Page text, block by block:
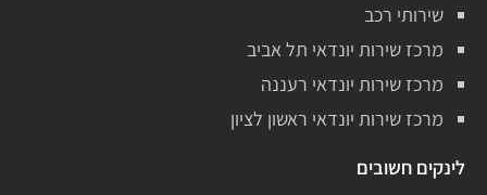
שירותי רכב
מרכז שירות יונדאי תל אביב
מרכז שירות יונדאי רעננה
מרכז שירות יונדאי ראשון לציון
לינקים חשובים